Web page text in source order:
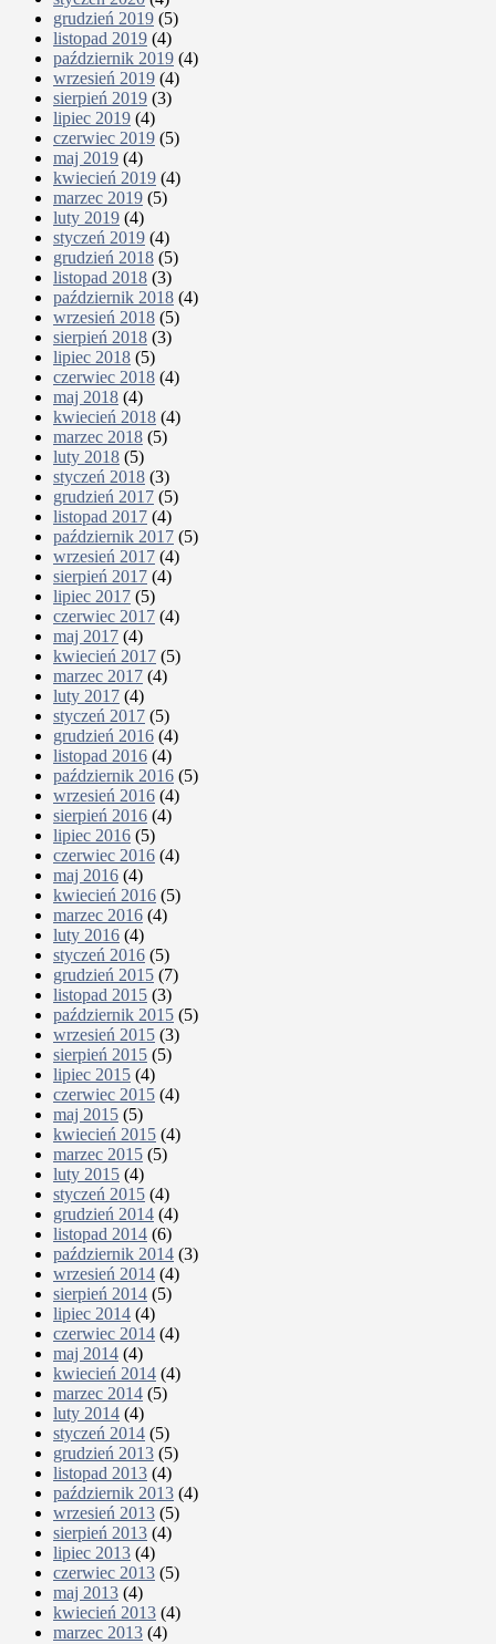
grudzień 2019 (5)
listopad 2019 (4)
październik 2019 (4)
wrzesień 2019 (4)
sierpień 2019 (3)
lipiec 2019 (4)
czerwiec 2019 (5)
maj 2019 (4)
kwiecień 2019 (4)
marzec 2019 (5)
luty 2019 (4)
styczeń 2019 (4)
grudzień 2018 (5)
listopad 2018 (3)
październik 2018 (4)
wrzesień 2018 (5)
sierpień 2018 (3)
lipiec 2018 (5)
czerwiec 2018 (4)
maj 2018 (4)
kwiecień 2018 (4)
marzec 2018 (5)
luty 2018 (5)
styczeń 2018 (3)
grudzień 2017 (5)
listopad 2017 (4)
październik 2017 (5)
wrzesień 2017 (4)
sierpień 2017 (4)
lipiec 2017 (5)
czerwiec 2017 (4)
maj 2017 (4)
kwiecień 2017 (5)
marzec 2017 (4)
luty 2017 (4)
styczeń 2017 (5)
grudzień 2016 (4)
listopad 2016 (4)
październik 2016 (5)
wrzesień 2016 (4)
sierpień 2016 (4)
lipiec 2016 (5)
czerwiec 2016 (4)
maj 2016 (4)
kwiecień 2016 (5)
marzec 2016 (4)
luty 2016 (4)
styczeń 2016 (5)
grudzień 2015 (7)
listopad 2015 (3)
październik 2015 (5)
wrzesień 2015 (3)
sierpień 2015 (5)
lipiec 2015 (4)
czerwiec 2015 (4)
maj 2015 (5)
kwiecień 2015 (4)
marzec 2015 (5)
luty 2015 (4)
styczeń 2015 (4)
grudzień 2014 (4)
listopad 2014 (6)
październik 2014 (3)
wrzesień 2014 (4)
sierpień 2014 (5)
lipiec 2014 (4)
czerwiec 2014 (4)
maj 2014 (4)
kwiecień 2014 (4)
marzec 2014 (5)
luty 2014 (4)
styczeń 2014 (5)
grudzień 2013 (5)
listopad 2013 (4)
październik 2013 (4)
wrzesień 2013 (5)
sierpień 2013 (4)
lipiec 2013 (4)
czerwiec 2013 (5)
maj 2013 (4)
kwiecień 2013 (4)
marzec 2013 (4)